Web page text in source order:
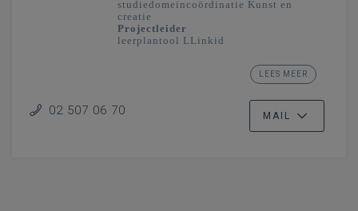
studiedomeincoördinatie Kunst en
creatie
Projectleider
leerplantool LLinkid
secundair onderwijs - Vlaanderenbreed
Ontwikkeling klas en schoolLEES MEER
02 507 06 70 MAIL